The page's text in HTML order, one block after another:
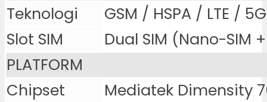
Teknologi
GSM / HSPA / LTE / 5G
Slot SIM
Dual SIM (Nano-SIM
PLATFORM
Chipset
Mediatek Dimensity